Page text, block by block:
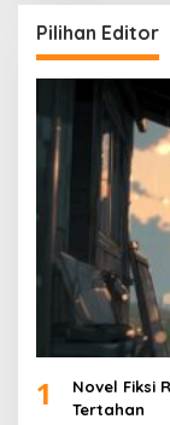
Pilihan Editor
1
Novel Fiksi
Tertahan